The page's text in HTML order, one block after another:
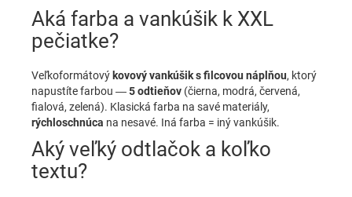
Aká farba a vankúšik k XXL
pečiatke?
Veľkoformátový kovový vankúšik s filcovou náplňou, ktorý
napustíte farbou —5 odtieňov (čierna, modrá, červená,
fialová, zelená). Klasická farba na savé materiály,
rýchloschnúca na nesavé. Iná farba = iný vankúšik.
Aký veľký odtlačok a koľko
textu?